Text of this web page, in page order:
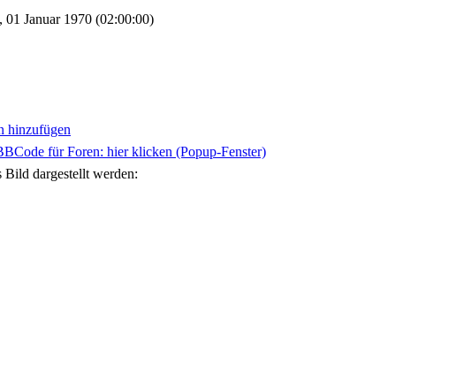
01 Januar 1970 (02:00:00)
hinzufügen
für Foren: hier klicken (Popup-Fenster)
Bild dargestellt werden: